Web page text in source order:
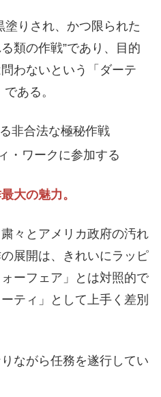
塗りされ、かつ限られた
類の作戦”であり、目的
わないという「ダーテ
ある。
非合法な極秘作戦
・ワークに参加する
大の魅力。
々とアメリカ政府の汚れ
展開は、きれいにラッピ
ーフェア」とは対照的で
ティ」として上手く差別
ながら任務を遂行してい